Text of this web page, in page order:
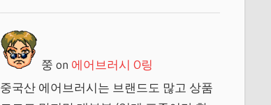
쭝 on 에어브러시 O링
중국산 에어브러시는 브랜드도 많고 상품